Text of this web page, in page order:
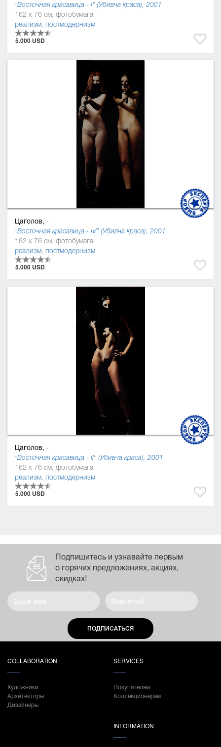
"Восточная красавица - І" (Убивча краса), 2001
162 x 76 см, фотобумага
реализм, постмодернизм
5.000 USD
Цаголов, -
"Восточная красавица - IV" (Убивча краса), 2001
162 x 76 см, фотобумага
реализм, постмодернизм
5.000 USD
Цаголов, -
"Восточная красавица - II" (Убивча краса), 2001
162 x 76 см, фотобумага
реализм, постмодернизм
5.000 USD
Подпишитесь и узнавайте первым
о горячих предложениях, акциях,
скидках!
ПОДПИСАТЬСЯ
COLLABORATION
Художники
Архитекторы
Дизайнеры
SERVICES
Покупателям
Коллекционерам
INFORMATION